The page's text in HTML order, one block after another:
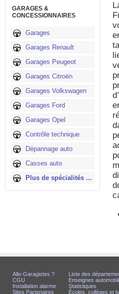
GARAGES &
CONCESSIONNAIRES
Garages
Garages Renault
Garages Peugeot
Garages Citroën
Garages Volkswagen
Garages Ford
Garages Opel
Contrôle technique
Dépannage auto
Casses auto
Plus de spécialités ...
Allo-Garagistes ?
CGU
Installation alarme
Sites Partenaires
Liste des
Enseignes
Statistiques
Écoles, collèges et